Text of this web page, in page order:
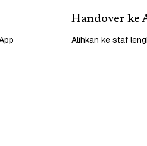
Handover ke
Alihkan ke staf